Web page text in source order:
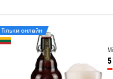
5
Тільки онлайн